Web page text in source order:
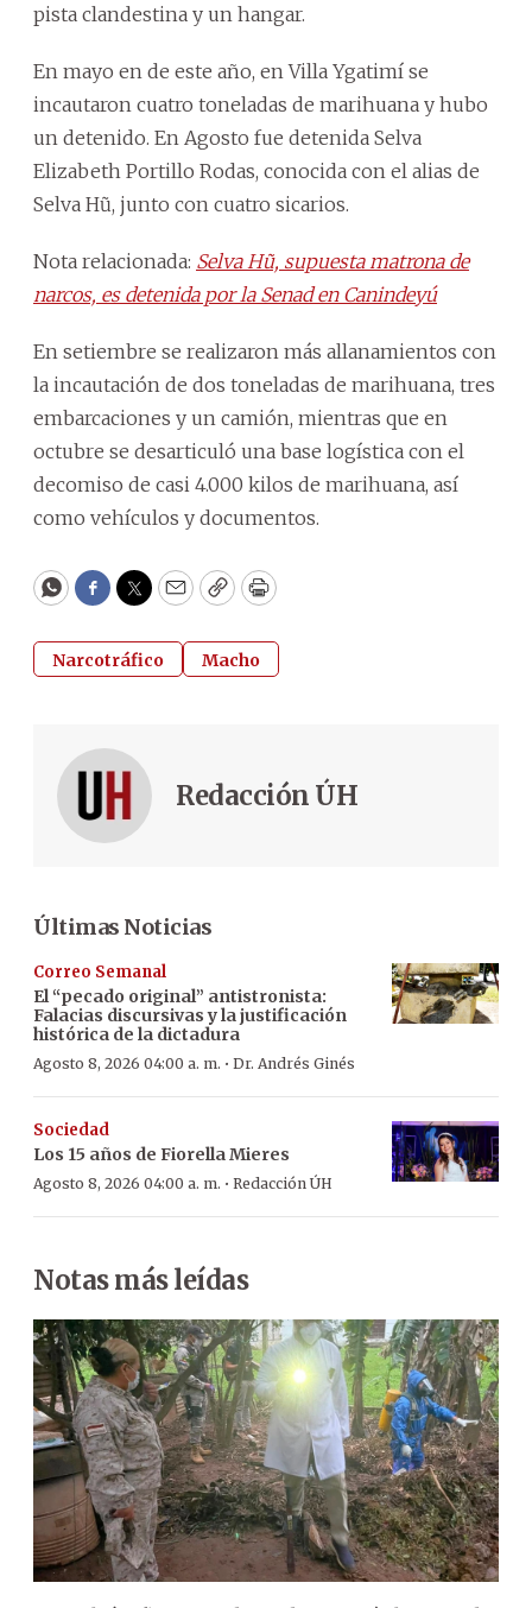
pista clandestina y un hangar.
En mayo en de este año, en Villa Ygatimí se
incautaron cuatro toneladas de marihuana y hubo
un detenido. En Agosto fue detenida Selva
Elizabeth Portillo Rodas, conocida con el alias de
Selva Hũ, junto con cuatro sicarios.
Nota relacionada: Selva Hũ, supuesta matrona de
narcos, es detenida por la Senad en Canindeyú
En setiembre se realizaron más allanamientos con
la incautación de dos toneladas de marihuana, tres
embarcaciones y un camión, mientras que en
octubre se desarticuló una base logística con el
decomiso de casi 4.000 kilos de marihuana, así
como vehículos y documentos.
WhatsApp
Facebook
Twitter
EmailCopyPrint
Narcotráfico Macho
Redacción ÚH
Últimas Noticias
Correo Semanal
El “pecado original” antistronista:
Falacias discursivas y la justificación
histórica de la dictadura
Agosto 8, 2026 04:00 a. m. · Dr. Andrés Ginés
Sociedad
Los 15 años de Fiorella Mieres
Agosto 8, 2026 04:00 a. m. · Redacción ÚH
Notas más leídas